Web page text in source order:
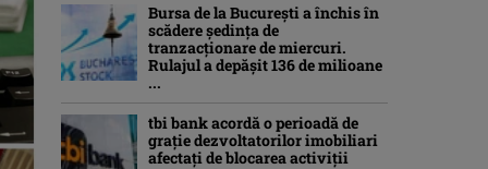
Bursa de la București a închis în
scădere ședința de
tranzacționare de miercuri.
Rulajul a depășit 136 de milioane
...
tbi bank acordă o perioadă de
grație dezvoltatorilor imobiliari
afectați de blocarea activiții